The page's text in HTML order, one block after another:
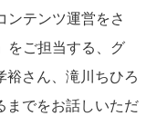
ンテンツ運営をさ
をご担当する、グ
裕さん、滝川ちひろ
までをお話しいただ